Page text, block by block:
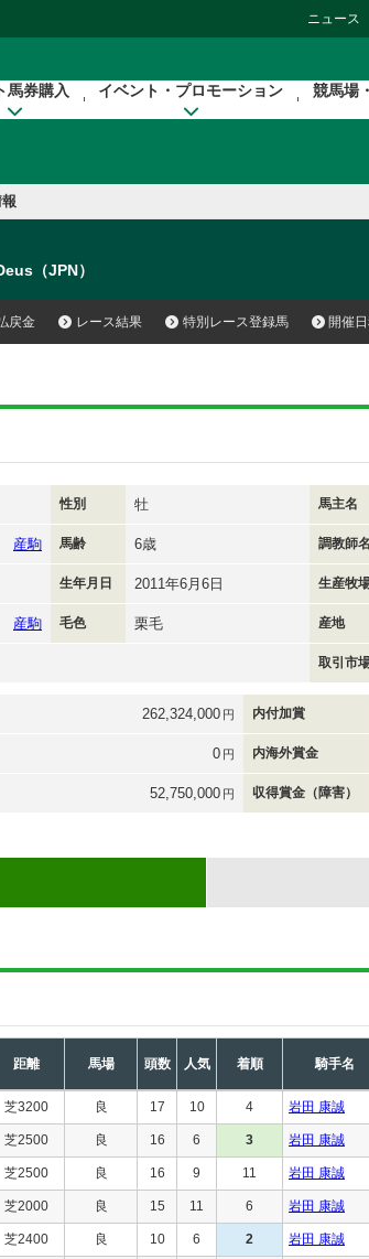
ニュース
馬券購入 イベント・プロモーション 競馬場
（JPN）
戻金 レース結果 特別レース登録馬 開催
性別 牡 馬主名
産駒 馬齢 6歳 調教師名
生年月日 2011年6月6日 生産牧
産駒 毛色 栗毛 産地
取引市
262,324,000 円 内付加賞
0 円 内海外賞金
52,750,000 円 収得賞金（障害）
距離 馬場 頭数 人気 着順 騎手名
芝3200 良 17 10 4 岩田 康誠
芝2500 良 16 6 3 岩田 康誠
芝2500 良 16 9 11 岩田 康誠
芝2000 良 15 11 6 岩田 康誠
芝2400 良 10 6 2 岩田 康誠